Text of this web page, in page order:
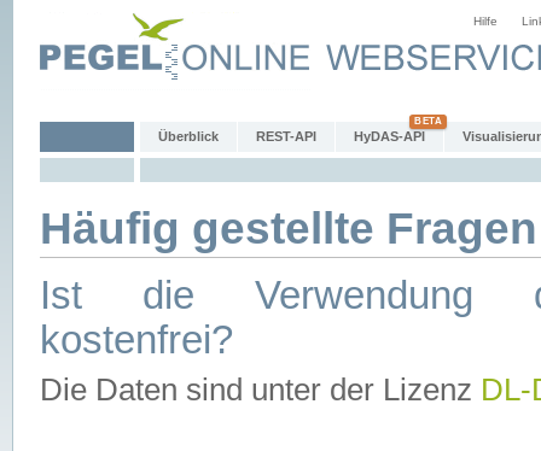
Hilfe
Überblick REST-API HyDAS-API
Häufig gestellte
Ist die Verwendung
kostenfrei?
Die Daten sind unter der Lizenz